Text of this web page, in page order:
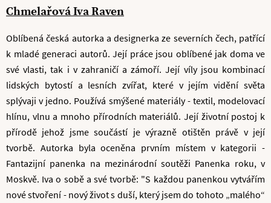
Chmelařová Iva Raven
Oblíbená česká autorka a designerka ze severních čech, patřící
k mladé generaci autorů. Její práce jsou oblíbené jak doma ve
své vlasti, tak i v zahraničí a zámoří. Její víly jsou kombinací
lidských bytostí a lesních zvířat, které v jejím vidění světa
splývaji v jedno. Používá smýšené materiály - textil, modelovací
hlínu, vlnu a mnoho přírodních materiálů. Její životní postoj k
přírodě jehož jsme součástí je výrazně otištěn právě v její
tvorbě. Autorka byla oceněna prvním místem v kategorii -
Fantazijní panenka na mezinárodní soutěži Panenka roku, v
Moskvě. Iva o sobě a své tvorbě: "S každou panenkou vytvářím
nové stvoření - nový život s duší, který jsem do tohoto „malého“